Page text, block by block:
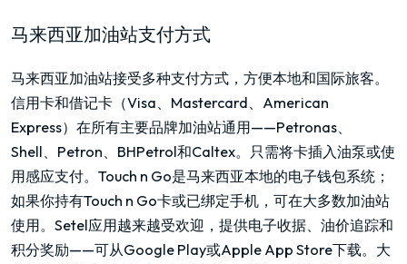
马来西亚加油站支付方式
马来西亚加油站接受多种支付方式，方便本地和国际旅客。
信用卡和借记卡（Visa、Mastercard、American
Express）在所有主要品牌加油站通用——Petronas、
Shell、Petron、BHPetrol和Caltex。只需将卡插入油泵或使
用感应支付。Touch n Go是马来西亚本地的电子钱包系统；
如果你持有Touch n Go卡或已绑定手机，可在大多数加油站
使用。Setel应用越来越受欢迎，提供电子收据、油价追踪和
积分奖励——可从Google Play或Apple App Store下载。大